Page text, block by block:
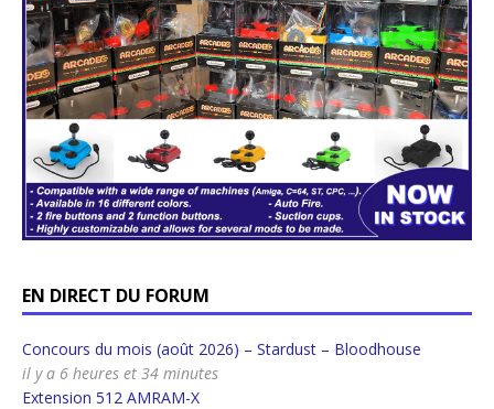
EN DIRECT DU FORUM
Concours du mois (août 2026) – Stardust – Bloodhouse
il y a 6 heures et 34 minutes
Extension 512 AMRAM-X